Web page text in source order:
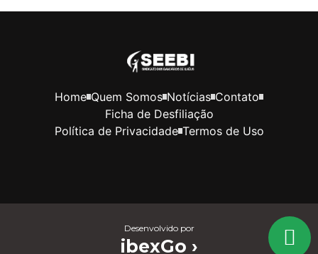
Home Quem Somos Notícias Contato
Ficha de Desfiliação
Política de Privacidade Termos de Uso
Desenvolvido por
ibexGo ›